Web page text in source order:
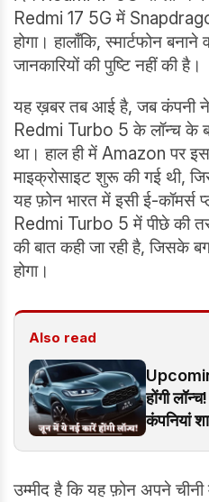
Redmi 17 5G में
होगा। हालाँकि, स्मार्टफोन
जानकारियों की पुष्टि नहीं की है।
यह ख़बर तब आई है, जब कंपनी
Redmi Turbo 5 के लॉन्च के
था। हाल ही में Amazon पर
माइक्रोसाइट शुरू की गई थी,
यह फ़ोन भारत में इसी ई-कॉमर्स
Redmi Turbo 5 में पीछे की
की बात कही जा रही है, जिसके
होगा।
Also read
होंगी
कंपनियां
उम्मीद है कि यह फ़ोन अपने